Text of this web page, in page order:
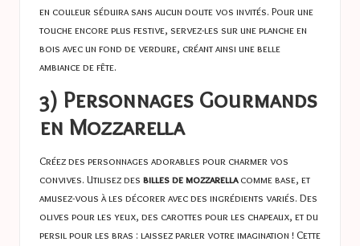
en couleur séduira sans aucun doute vos invités. Pour une
touche encore plus festive, servez-les sur une planche en
bois avec un fond de verdure, créant ainsi une belle
ambiance de fête.
3) Personnages Gourmands
en Mozzarella
Créez des personnages adorables pour charmer vos
convives. Utilisez des billes de mozzarellacomme base, et
amusez-vous à les décorer avec des ingrédients variés. Des
olives pour les yeux, des carottes pour les chapeaux, et du
persil pour les bras : laissez parler votre imagination ! Cette